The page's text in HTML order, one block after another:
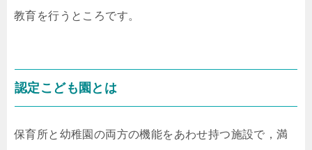
教育を行うところです。
認定こども園とは
保育所と幼稚園の両方の機能をあわせ持つ施設で，満